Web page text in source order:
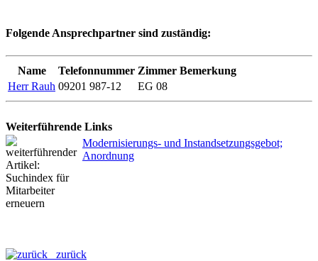
Folgende Ansprechpartner sind zuständig:
Name Telefonnummer Zimmer Bemerkung
Herr Rauh 09201 987-12 EG 08
Weiterführende Links
Modernisierungs- und Instandsetzungsgebot;
Anordnung
zurück